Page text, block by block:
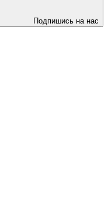
Подпишись на нас